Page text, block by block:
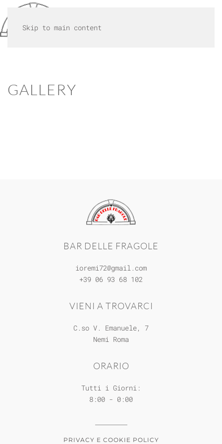
Skip to main content
GALLERY
VIENI A TROVARCI
C.so V. Emanuele, 7
Nemi Roma
BAR DELLE FRAGOLE
ioremi72@gmail.com
+39 06 93 68 102
ORARIO
Tutti i Giorni:
8:00 - 0:00
PRIVACY E COOKIE POLICY